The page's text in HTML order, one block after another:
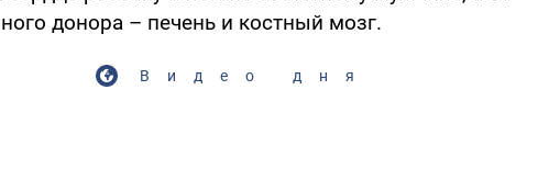
донора – печень и костный мозг.
Видео дня